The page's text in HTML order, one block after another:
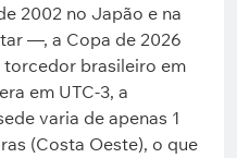
2002 no Japão e na
—, a Copa de 2026
torcedor brasileiro em
em UTC-3, a
varia de apenas 1
(Costa Oeste), o que